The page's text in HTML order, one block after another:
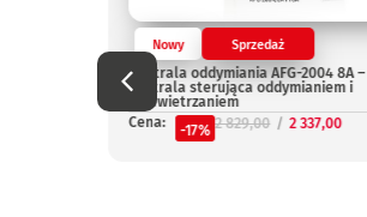
Nowy Sprzedaż
Centrala oddymiania AFG-2004 8A –
centrala sterująca oddymianiem i
przewietrzaniem
Cena:
-17% 2 829,00 2 337,00